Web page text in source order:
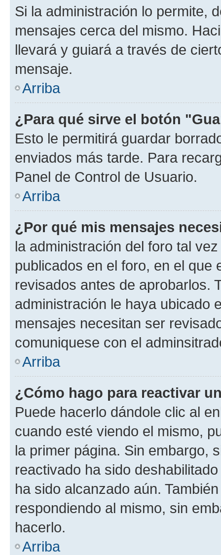
Si la administración lo permite,
mensajes cerca del mismo.
llevará y guiará a través de
mensaje.
Arriba
¿Para qué sirve el botón
Esto le permitirá guardar
enviados más tarde. Para
Panel de Control de Usuario.
Arriba
¿Por qué mis mensajes
la administración del foro tal
publicados en el foro, en el
revisados antes de aprobarlos.
administración le haya ubicado
mensajes necesitan ser
comuniquese con el
Arriba
¿Cómo hago para reactivar
Puede hacerlo dándole clic al
cuando esté viendo el mismo,
la primer página. Sin embargo,
reactivado ha sido
ha sido alcanzado aún.
respondiendo al mismo, sin
hacerlo.
Arriba